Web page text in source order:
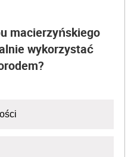
macierzyńskiego
wykorzystać